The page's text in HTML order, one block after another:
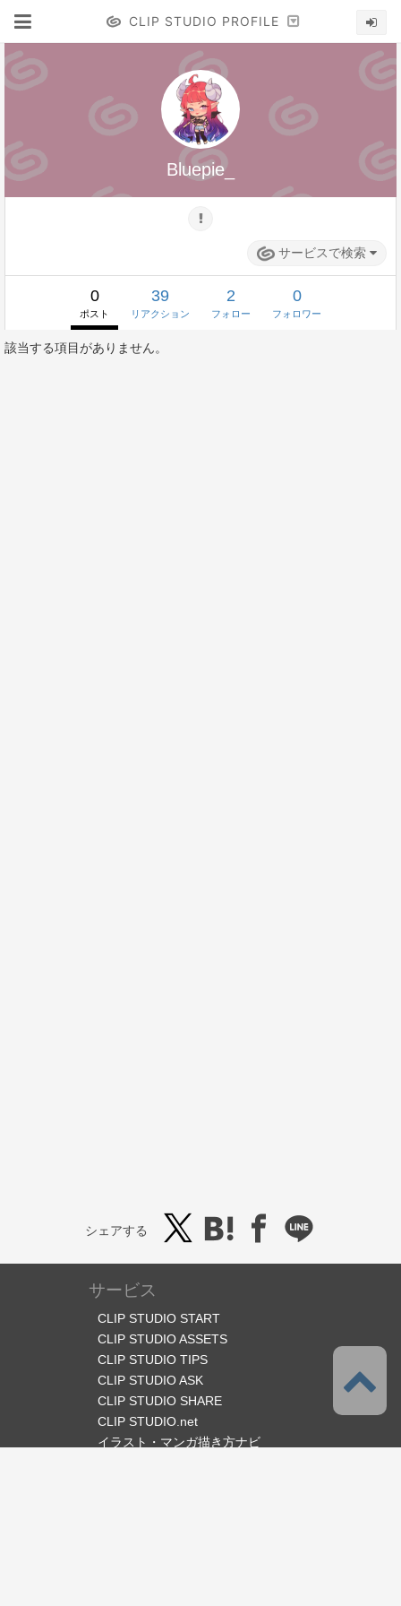
CLIP STUDIO PROFILE
Bluepie_
サービスで検索
0
ポスト
39
リアクション
2
フォロー
0
フォロワー
該当する項目がありません。
シェアする
サービス
CLIP STUDIO START
CLIP STUDIO ASSETS
CLIP STUDIO TIPS
CLIP STUDIO ASK
CLIP STUDIO SHARE
CLIP STUDIO.net
イラスト・マンガ描き方ナビ